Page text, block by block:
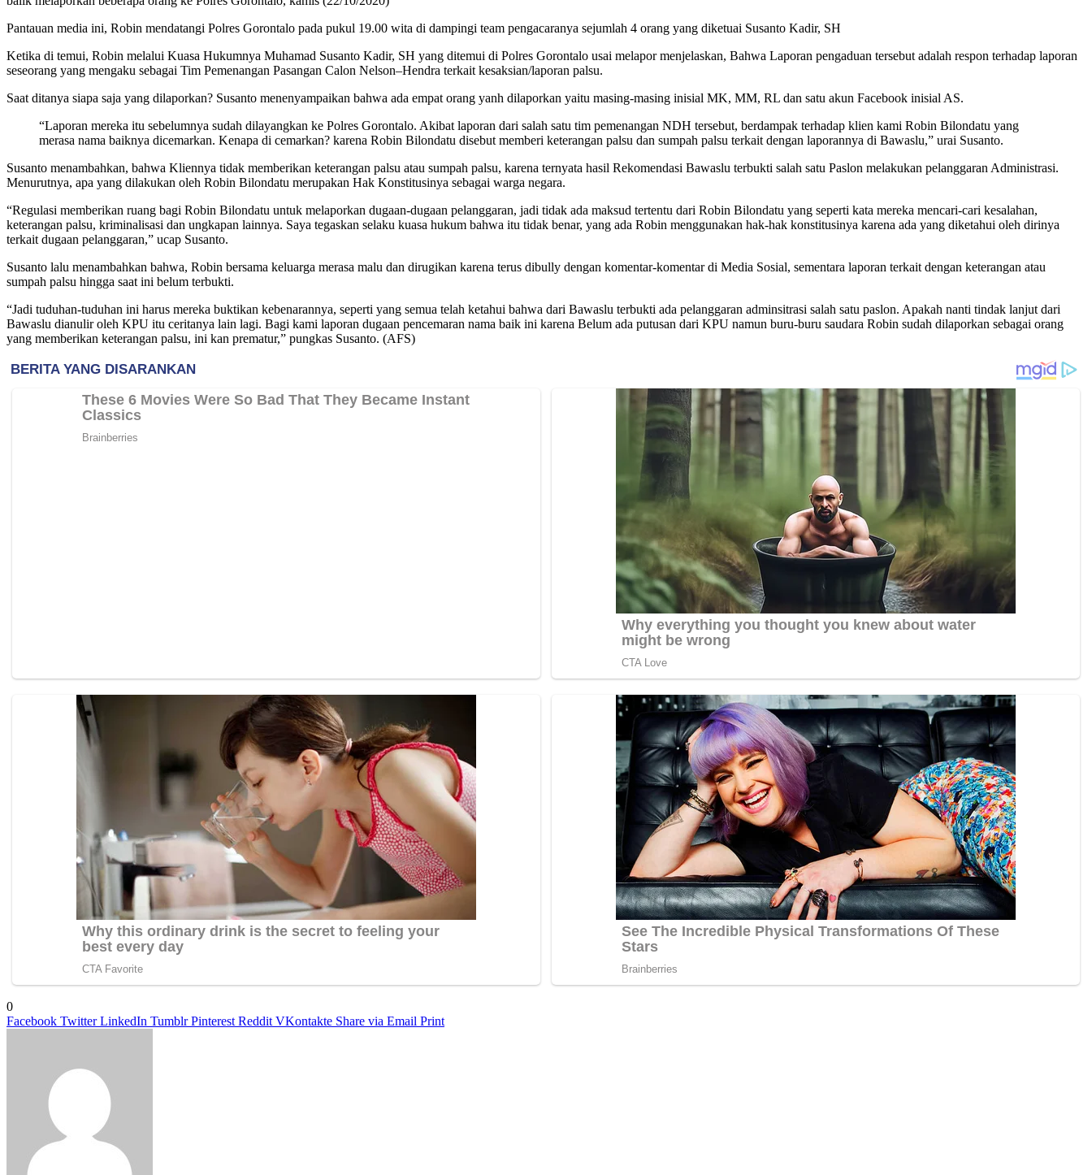
Pantauan media ini, Robin mendatangi Polres Gorontalo pada pukul 19.00 wita di dampingi team pengacaranya sejumlah 4 orang yang diketuai Susanto Kadir, SH
Ketika di temui, Robin melalui Kuasa Hukumnya Muhamad Susanto Kadir, SH yang ditemui di Polres Gorontalo usai melapor menjelaskan, Bahwa Laporan pengaduan tersebut adalah respon terhadap laporan
seseorang yang mengaku sebagai Tim Pemenangan Pasangan Calon Nelson–Hendra terkait kesaksian/laporan palsu.
Saat ditanya siapa saja yang dilaporkan? Susanto menenyampaikan bahwa ada empat orang yanh dilaporkan yaitu masing-masing inisial MK, MM, RL dan satu akun Facebook inisial AS.
“Laporan mereka itu sebelumnya sudah dilayangkan ke Polres Gorontalo. Akibat laporan dari salah satu tim pemenangan NDH tersebut, berdampak terhadap klien kami Robin Bilondatu yang
merasa nama baiknya dicemarkan. Kenapa di cemarkan? karena Robin Bilondatu disebut memberi keterangan palsu dan sumpah palsu terkait dengan laporannya di Bawaslu,” urai Susanto.
Susanto menambahkan, bahwa Kliennya tidak memberikan keterangan palsu atau sumpah palsu, karena ternyata hasil Rekomendasi Bawaslu terbukti salah satu Paslon melakukan pelanggaran Administrasi.
Menurutnya, apa yang dilakukan oleh Robin Bilondatu merupakan Hak Konstitusinya sebagai warga negara.
“Regulasi memberikan ruang bagi Robin Bilondatu untuk melaporkan dugaan-dugaan pelanggaran, jadi tidak ada maksud tertentu dari Robin Bilondatu yang seperti kata mereka mencari-cari kesalahan,
keterangan palsu, kriminalisasi dan ungkapan lainnya. Saya tegaskan selaku kuasa hukum bahwa itu tidak benar, yang ada Robin menggunakan hak-hak konstitusinya karena ada yang diketahui oleh dirinya
terkait dugaan pelanggaran,” ucap Susanto.
Susanto lalu menambahkan bahwa, Robin bersama keluarga merasa malu dan dirugikan karena terus dibully dengan komentar-komentar di Media Sosial, sementara laporan terkait dengan keterangan atau
sumpah palsu hingga saat ini belum terbukti.
“Jadi tuduhan-tuduhan ini harus mereka buktikan kebenarannya, seperti yang semua telah ketahui bahwa dari Bawaslu terbukti ada pelanggaran adminsitrasi salah satu paslon. Apakah nanti tindak lanjut dari
Bawaslu dianulir oleh KPU itu ceritanya lain lagi. Bagi kami laporan dugaan pencemaran nama baik ini karena Belum ada putusan dari KPU namun buru-buru saudara Robin sudah dilaporkan sebagai orang
yang memberikan keterangan palsu, ini kan prematur,” pungkas Susanto. (AFS)
0
Facebook Twitter LinkedIn Tumblr Pinterest Reddit VKontakte Share via Email Print